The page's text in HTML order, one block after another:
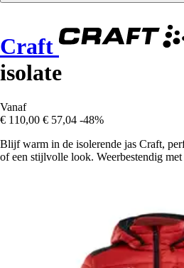
Craft
isolate
Vanaf
€ 110,00 € 57,04 -48%
Blijf warm in de isolerende jas Craft,
of een stijlvolle look. Weerbestendig